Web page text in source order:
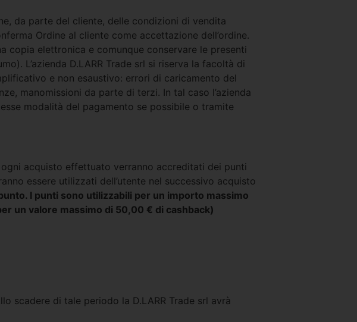
da parte del cliente, delle condizioni di vendita
Ordine al cliente come accettazione dell’ordine.
copia elettronica e comunque conservare le presenti
L’azienda D.LARR Trade srl si riserva la facoltà di
e non esaustivo: errori di caricamento del
manomissioni da parte di terzi. In tal caso l’azienda
modalità del pagamento se possibile o tramite
ogni acquisto effettuato verranno accreditati dei punti
essere utilizzati dell’utente nel successivo acquisto
I punti sono utilizzabili per un importo massimo
un valore massimo di 50,00 € di cashback)
scadere di tale periodo la D.LARR Trade srl avrà